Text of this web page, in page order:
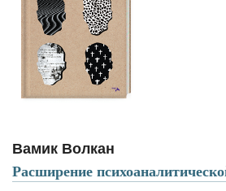
Вамик Волкан
Расширение